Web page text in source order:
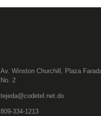
Av. Winston Churchill, Plaza
No. 2
tejeda@codetel.net.do
809-334-1213